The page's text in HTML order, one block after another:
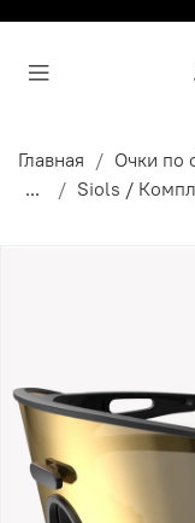
Главная
Очки по
...
Siols /